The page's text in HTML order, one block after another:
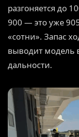
разгоняется до
900 — это уже
«сотни». Запас
выводит модель
дальности.